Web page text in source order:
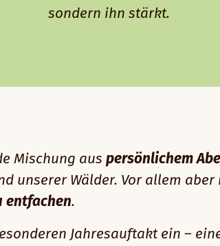
sondern ihn stärkt.
Mischung aus persönlichem
unserer Wälder. Vor allem aber
entfachen.
Jahresauftakt ein –